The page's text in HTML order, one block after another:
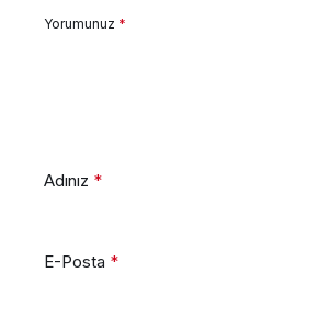
Yorumunuz *
Adınız *
E-Posta *